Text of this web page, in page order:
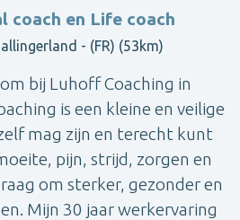
coach en Life coach
- (FR) (53km)
bij Luhoff Coaching in
is een kleine en veilige
mag zijn en terecht kunt
pijn, strijd, zorgen en
om sterker, gezonder en
Mijn 30 jaar werkervaring